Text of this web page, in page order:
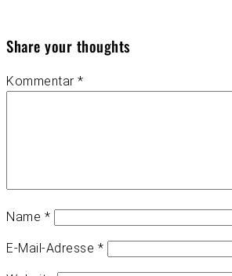
Share your thoughts
Kommentar *
Name *
E-Mail-Adresse *